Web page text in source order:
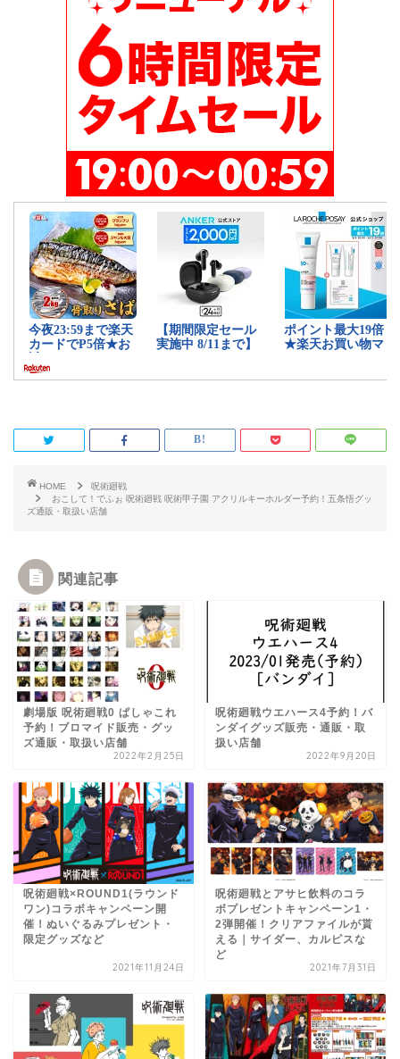
HOME
呪術廻戦
おこして！でふぉ 呪術廻戦 呪術甲子園 アクリルキーホルダー予約！五条悟グッ
ズ通販・取扱い店舗
関連記事
劇場版 呪術廻戦0 ぱしゃこれ
予約！ブロマイド販売・グッ
ズ通販・取扱い店舗
2022年2月25日
呪術廻戦ウエハース4予約！バ
ンダイグッズ販売・通販・取
扱い店舗
2022年9月20日
呪術廻戦×ROUND1(ラウンド
ワン)コラボキャンペーン開
催！ぬいぐるみプレゼント・
限定グッズなど
2021年11月24日
呪術廻戦とアサヒ飲料のコラ
ボプレゼントキャンペーン1・
2弾開催！クリアファイルが貰
える｜サイダー、カルピスな
ど
2021年7月31日